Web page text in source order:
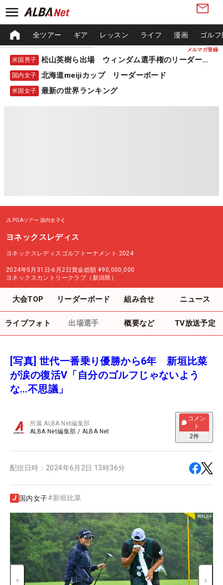
メルマガ登録
全ツアー ギア レッスン ライフ 漫画 ゴル
米国男子 松山英樹ら出場 ウィンダム選手権のリーダーボード
国内女子 北海道meijiカップ リーダーボード
米国女子 最新の世界ランキング
JLPGAツアー 国内女子
ヨネックスレディス
ヨネックスレディスゴルフトーナメント 2024
2024年5月31日-6月2日賞金総額 ¥90,000,000
ヨネックスカントリークラブ（新潟県）
大会TOP リーダーボード 組み合せ ニュース
ライブフォト 出場選手 概要など TV放送予定
[写真] 世代一番乗り優勝から6年 新垣比菜
が涙の復活V「自分のゴルフじゃないよう
な…不思議」
所属ALBA Net編集部
ALBA Net編集部 / ALBA Net
コメン
ト
2件
配信日時： 2024年6月2日 13時36分
国内女子#新垣比菜